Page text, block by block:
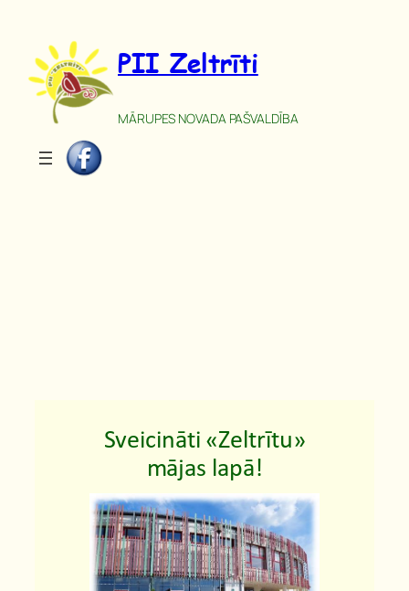
saturu
PII Zeltrīti
MĀRUPES NOVADA PAŠVALDĪBA
Sveicināti «Zeltrītu»
mājas lapā!